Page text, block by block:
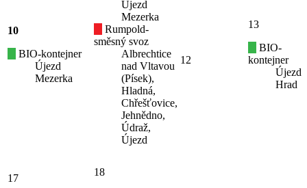
10
BIO-kontejner
Újezd
Mezerka
Újezd
Mezerka
Rumpold-
směsný svoz
Albrechtice
nad Vltavou
(Písek),
Hladná,
Chřešťovice,
Jehnědno,
Údraž,
Újezd
12
13
BIO-
kontejner
Újezd
Hrad
17
18